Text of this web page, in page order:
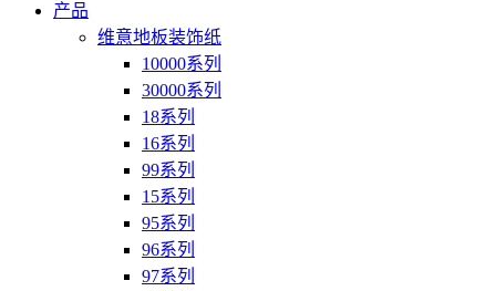
产品
维意地板装饰纸
10000系列
30000系列
18系列
16系列
99系列
15系列
95系列
96系列
97系列